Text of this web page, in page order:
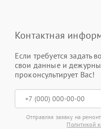
Контактная
Если требуется задать
свои данные и
проконсультирует Вас!
Отправляя заявку на
Политикой